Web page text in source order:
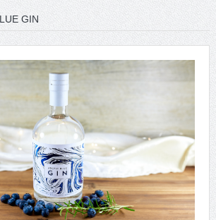
GIN